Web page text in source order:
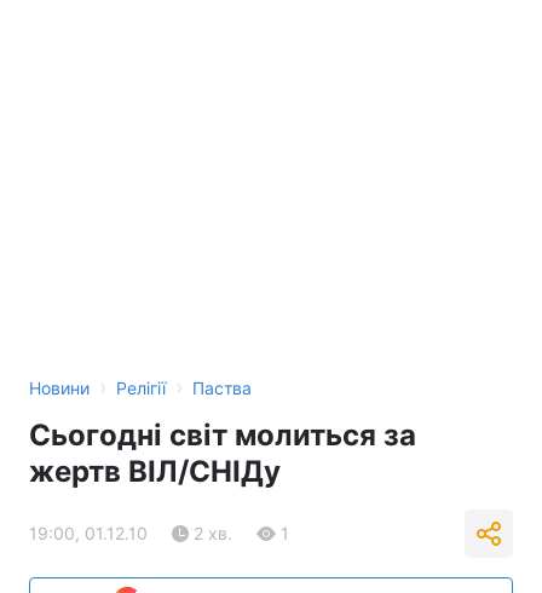
Новини › Релігії › Паства
Сьогодні світ молиться за
жертв ВІЛ/СНІДу
19:00, 01.12.10 2 хв. 1